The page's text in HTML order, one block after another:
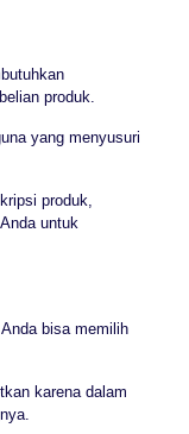
produk.
yang menyusuri
produk,
untuk
bisa memilih
karena dalam